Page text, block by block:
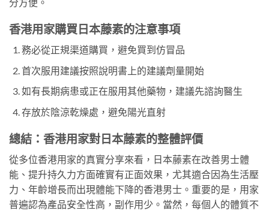
香港用家購買日本藤素的注意事項
務必從正規渠道購買，避免買到仿冒品
首次服用建議按照說明書上的建議劑量開始
如有長期病患或正在服用其他藥物，建議先諮詢醫生
存放於陰涼乾燥處，避免陽光直射
總結：香港用家對日本藤素的整體評價
從多位香港用家的真實分享來看，日本藤素在改善男士體
能、提升持久力方面確實有正面效果，尤其適合因為生活壓
力、年齡增長而出現體能下降的香港男士。重要的是，用家
普遍認為產品安全性高，副作用少。當然，每個人的體質不